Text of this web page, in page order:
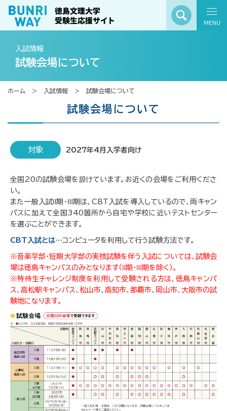
MENU
入試情報
試験会場について
ホーム 入試情報 試験会場について
試験会場について
対象 2027年4月入学者向け
全国20の試験会場を設けています。お近くの会場をご利用くださ
い。
また一般入試Ⅱ期・Ⅲ期は、CBT入試を導入しているので、両キャン
パスに加えて全国340箇所から自宅や学校に近いテストセンター
を選ぶことができます。
CBT入試とは⋯コンピュータを利用して行う試験方法です。
※音楽学部・短期大学部の実技試験を伴う入試については、試験会
場は徳島キャンパスのみとなります（Ⅱ期・Ⅲ期を除く）。
※特待生チャレンジ制度を利用して受験される方は、徳島キャンパ
ス、高松駅キャンパス、松山市、高知市、那覇市、岡山市、大阪市の試
験地になります。